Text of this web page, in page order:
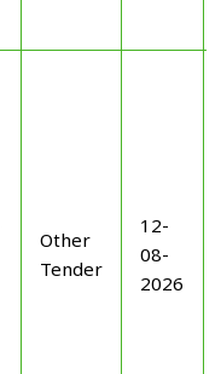
Other
Tender
12-
08-
2026